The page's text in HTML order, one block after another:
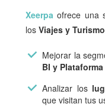
Xeerpa ofrece una
losViajes y
Mejorar la
BI y
Analizar los
que visitan tus